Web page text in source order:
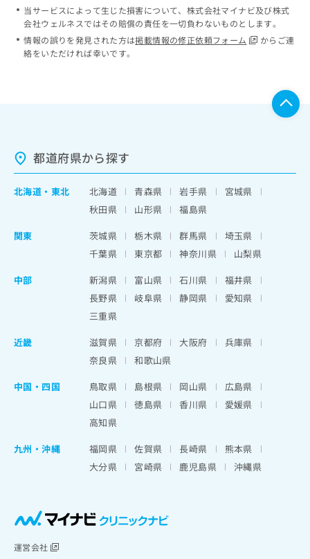
当サービスによって生じた損害について、株式会社マイナビ及び株式
会社ウェルネスではその賠償の責任を一切負わないものとします。
情報の誤りを発見された方は掲載情報の修正依頼フォーム
からご連
絡をいただければ幸いです。
都道府県から探す
北海道 ・ 東北 北海道 青森県 岩手県
宮城県
秋田県
山形県
福島県
関東
茨城県 栃木県 群馬県
埼玉県
千葉県
東京都 神奈川県
山梨県
中部
新潟県 富山県 石川県
福井県
長野県
岐阜県 静岡県
愛知県
三重県
近畿
滋賀県 京都府 大阪府
兵庫県
奈良県
和歌山県
中国・四国
鳥取県 島根県 岡山県
広島県
山口県
徳島県 香川県
愛媛県
高知県
九州・沖縄
福岡県 佐賀県 長崎県
熊本県
大分県
宮崎県 鹿児島県 沖縄県
運営会社